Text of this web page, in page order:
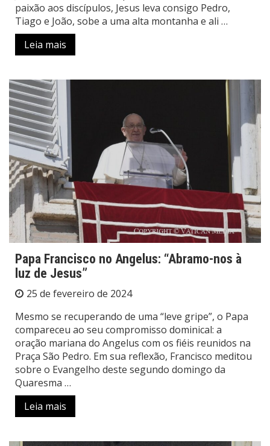
paixão aos discípulos, Jesus leva consigo Pedro,
Tiago e João, sobe a uma alta montanha e ali …
Leia mais
Papa Francisco no Angelus: “Abramo-nos à
luz de Jesus”
25 de fevereiro de 2024
Mesmo se recuperando de uma “leve gripe”, o Papa
compareceu ao seu compromisso dominical: a
oração mariana do Angelus com os fiéis reunidos na
Praça São Pedro. Em sua reflexão, Francisco meditou
sobre o Evangelho deste segundo domingo da
Quaresma …
Leia mais